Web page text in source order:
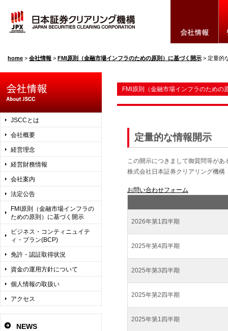
home > 会社情報 > FMI原則（金融市場インフラのための原則）に基づく開示 > 定量的
FMI原則（金融市場インフラのための
定量的な情報開示
この開示につきまして御質問等が
株式会社日本証券クリアリング機
お問い合わせフォーム
2026年第1四半期
2025年第4四半期
2025年第3四半期
2025年第2四半期
2025年第1四半期
JSCCとは
会社概要
経営理念
経営財務情報
会社案内
法定公告
FMI原則（金融市場インフラの
ための原則）に基づく開示
ビジネス・コンティニュイテ
ィ・プラン(BCP)
免許・認証取得状況
資金の運用方針について
個人情報の取扱い
アクセス
NEWS